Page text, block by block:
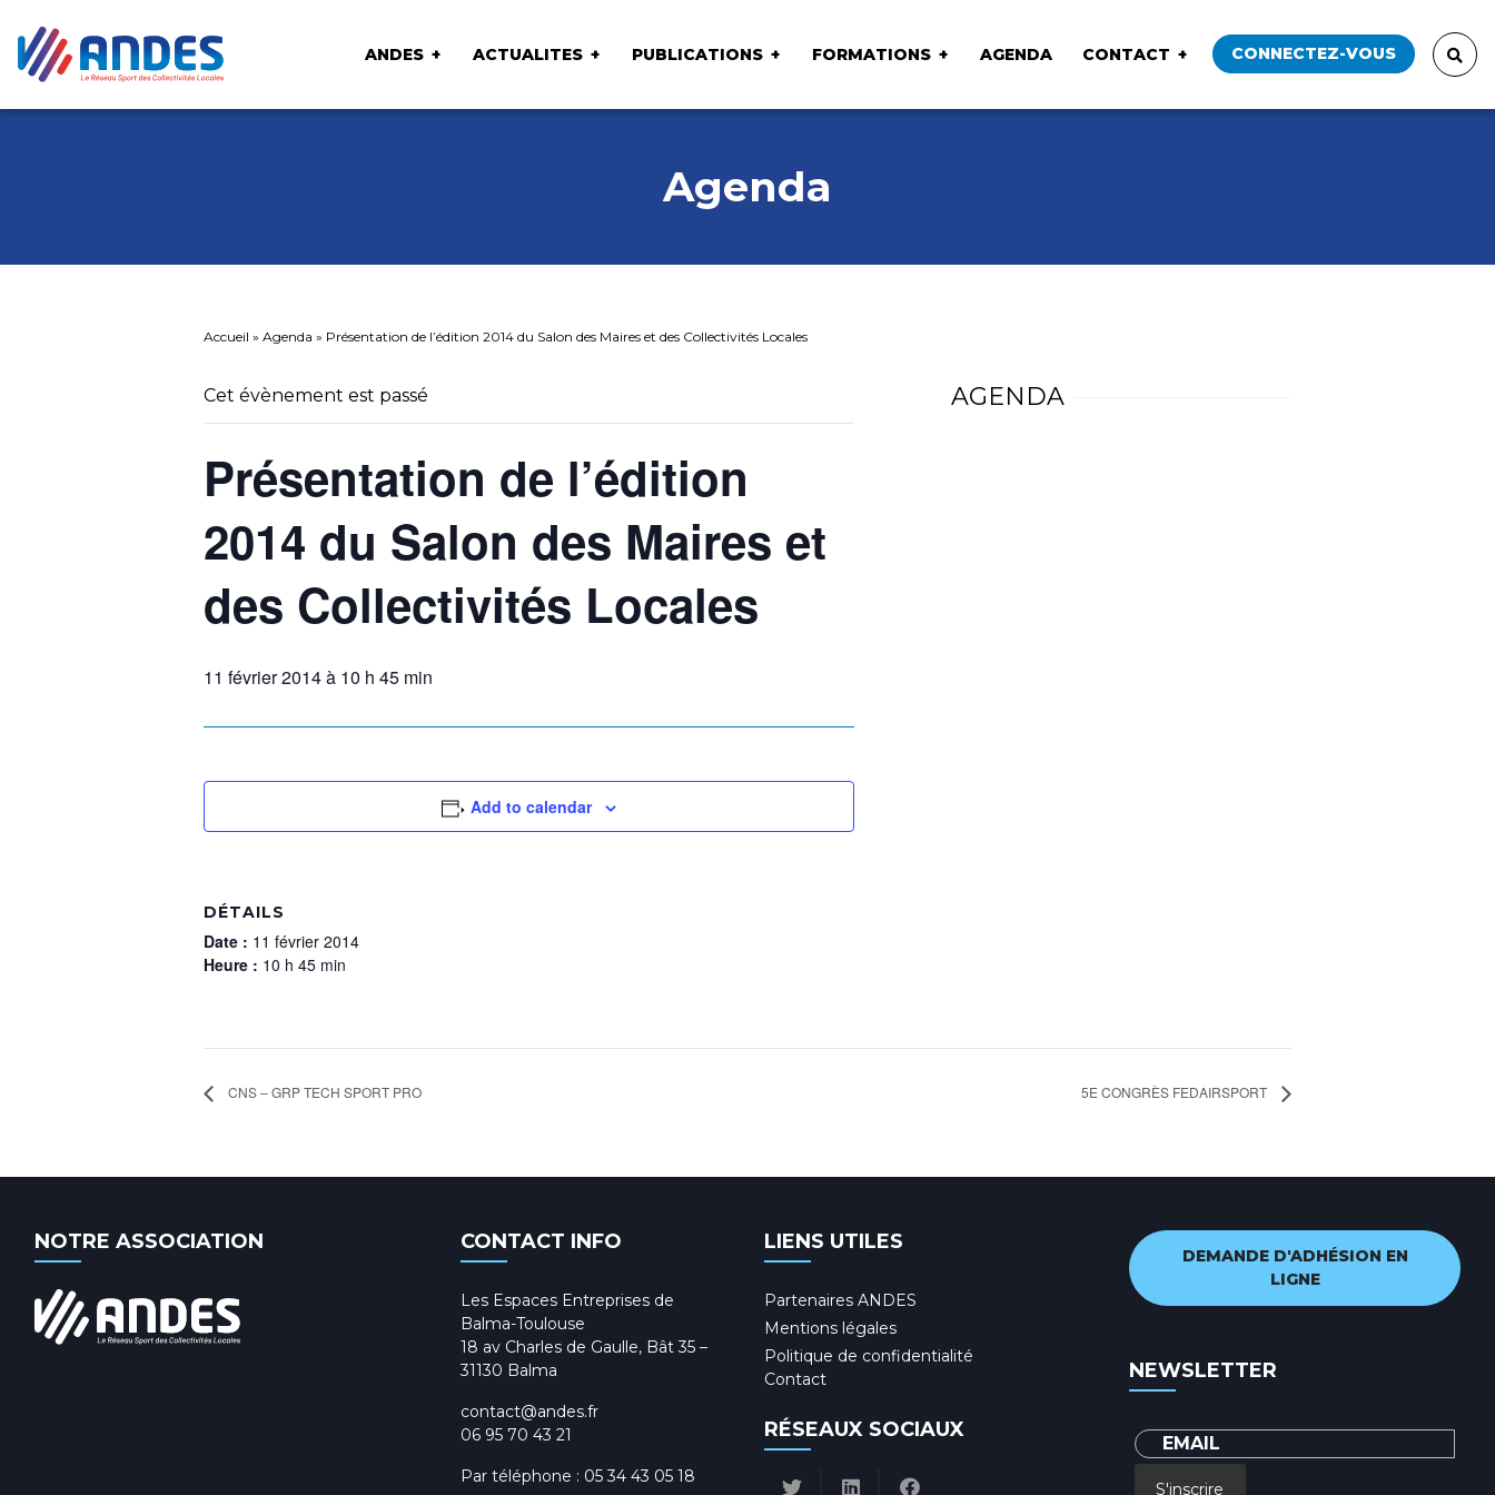
ANDES ACTUALITES PUBLICATIONS FORMATIONS AGENDA CONTACT CONNECTEZ-VOUS
Agenda
Accueil » Agenda » Présentation de l’édition 2014 du Salon des Maires et des Collectivités Locales
Cet évènement est passé
Présentation de l’édition
2014 du Salon des Maires et
des Collectivités Locales
11 février 2014 à 10 h 45 min
Add to calendar
DÉTAILS
Date : 11 février 2014
Heure : 10 h 45 min
AGENDA
CNS – GRP TECH SPORT PRO 5E CONGRÈS FEDAIRSPORT
NOTRE ASSOCIATION CONTACT INFO
Les Espaces Entreprises de
Balma-Toulouse
18 av Charles de Gaulle, Bât 35 –
31130 Balma
contact@andes.fr
06 95 70 43 21
Par téléphone : 05 34 43 05 18
LIENS UTILES
Partenaires ANDES
Mentions légales
Politique de confidentialité
Contact
RÉSEAUX SOCIAUX
DEMANDE D'ADHÉSION EN
LIGNE
NEWSLETTER
S'inscrire